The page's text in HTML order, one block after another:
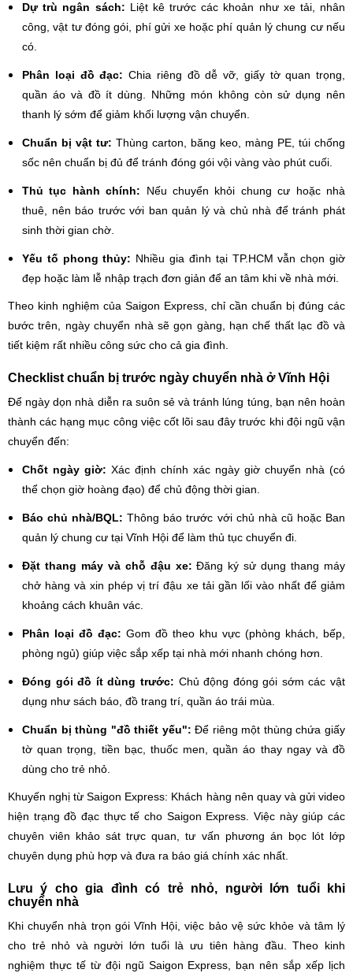
Dự trù ngân sách: Liệt kê trước các khoản như xe tải, nhân
công, vật tư đóng gói, phí gửi xe hoặc phí quản lý chung cư nếu
có.
Phân loại đồ đạc: Chia riêng đồ dễ vỡ, giấy tờ quan trọng,
quần áo và đồ ít dùng. Những món không còn sử dụng nên
thanh lý sớm để giảm khối lượng vận chuyển.
Chuẩn bị vật tư: Thùng carton, băng keo, màng PE, túi chống
sốc nên chuẩn bị đủ để tránh đóng gói vội vàng vào phút cuối.
Thủ tục hành chính: Nếu chuyển khỏi chung cư hoặc nhà
thuê, nên báo trước với ban quản lý và chủ nhà để tránh phát
sinh thời gian chờ.
Yếu tố phong thủy: Nhiều gia đình tại TP.HCM vẫn chọn giờ
đẹp hoặc làm lễ nhập trạch đơn giản để an tâm khi về nhà mới.
Theo kinh nghiệm của Saigon Express, chỉ cần chuẩn bị đúng các
bước trên, ngày chuyển nhà sẽ gọn gàng, hạn chế thất lạc đồ và
tiết kiệm rất nhiều công sức cho cả gia đình.
Checklist chuẩn bị trước ngày chuyển nhà ở Vĩnh Hội
Để ngày dọn nhà diễn ra suôn sẻ và tránh lúng túng, bạn nên hoàn
thành các hạng mục công việc cốt lõi sau đây trước khi đội ngũ vận
chuyển đến:
Chốt ngày giờ: Xác định chính xác ngày giờ chuyển nhà (có
thể chọn giờ hoàng đạo) để chủ động thời gian.
Báo chủ nhà/BQL: Thông báo trước với chủ nhà cũ hoặc Ban
quản lý chung cư tại Vĩnh Hội để làm thủ tục chuyển đi.
Đặt thang máy và chỗ đậu xe: Đăng ký sử dụng thang máy
chở hàng và xin phép vị trí đậu xe tải gần lối vào nhất để giảm
khoảng cách khuân vác.
Phân loại đồ đạc: Gom đồ theo khu vực (phòng khách, bếp,
phòng ngủ) giúp việc sắp xếp tại nhà mới nhanh chóng hơn.
Đóng gói đồ ít dùng trước: Chủ động đóng gói sớm các vật
dụng như sách báo, đồ trang trí, quần áo trái mùa.
Chuẩn bị thùng "đồ thiết yếu": Để riêng một thùng chứa giấy
tờ quan trọng, tiền bạc, thuốc men, quần áo thay ngay và đồ
dùng cho trẻ nhỏ.
Khuyến nghị từ Saigon Express: Khách hàng nên quay và gửi video
hiện trạng đồ đạc thực tế cho Saigon Express. Việc này giúp các
chuyên viên khảo sát trực quan, tư vấn phương án bọc lót lớp
chuyên dụng phù hợp và đưa ra báo giá chính xác nhất.
Lưu ý cho gia đình có trẻ nhỏ, người lớn tuổi khi
chuyển nhà
Khi chuyển nhà trọn gói Vĩnh Hội, việc bảo vệ sức khỏe và tâm lý
cho trẻ nhỏ và người lớn tuổi là ưu tiên hàng đầu. Theo kinh
nghiệm thực tế từ đội ngũ Saigon Express, bạn nên sắp xếp lịch